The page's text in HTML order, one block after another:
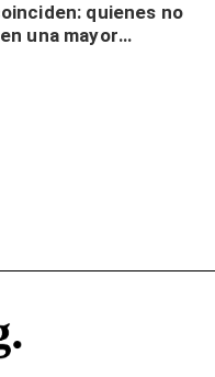
quienes no
una mayor
y no es por